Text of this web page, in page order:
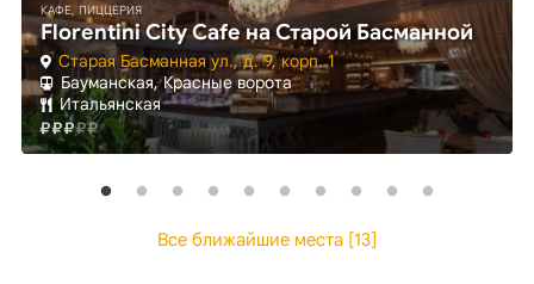
КАФЕ, ПИЦЦЕРИЯ
Florentini City Cafe на Старой Басманной
Старая Басманная ул., д. 9, корп. 1
Бауманская, Красные ворота
Итальянская
Все ближайшие места [13]